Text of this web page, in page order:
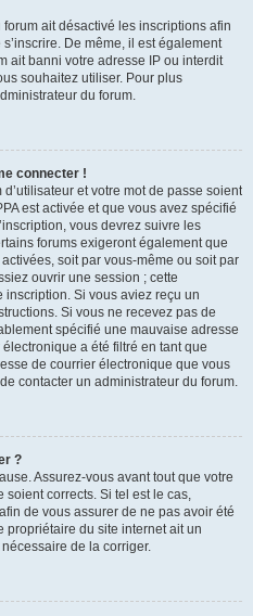
forum ait désactivé les inscriptions afin
De même, il est également
ait banni votre adresse IP ou interdit
souhaitez utiliser. Pour plus
du forum.
connecter !
et votre mot de passe soient
est activée et que vous avez spécifié
vous devrez suivre les
forums exigeront également que
soit par vous-même ou soit par
ouvrir une session ; cette
Si vous aviez reçu un
Si vous ne recevez pas de
spécifié une mauvaise adresse
a été filtré en tant que
de courrier électronique que vous
contacter un administrateur du forum.
?
Assurez-vous avant tout que votre
soient corrects. Si tel est le cas,
de vous assurer de ne pas avoir été
propriétaire du site internet ait un
de la corriger.